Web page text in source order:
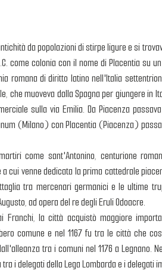
da popolazioni di stirpe ligure e si
come colonia con il nome di Placentia su
romana di diritto latino nell'Italia
che muoveva dalla Spagna per giungere in
sulla via Emilia. Da Piacenza
(Milano) con Placentia (Piacenza)
come sant'Antonino, centurione
cui venne dedicata la prima cattedrale
tra mercenari germanici e le ultime
ad opera del re degli Eruli Odoacre.
Franchi, la città acquistò maggiore
comune e nel 1167 fu tra le città che
tra i comuni nel 1176 a Legnano.
i delegati della Lega Lombarda e i delegati